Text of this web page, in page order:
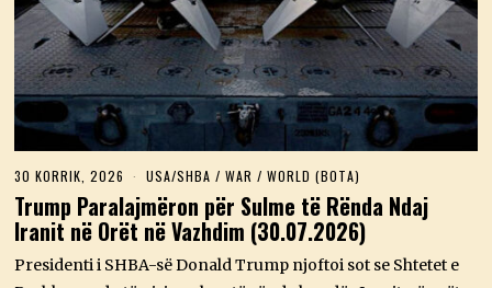
30 KORRIK, 2026
K
O
R
R
USA/SHBA / WAR / WORLD (BOTA)
Trump Paralajmëron për Sulme të Rënda Ndaj
Iranit në Orët në Vazhdim (30.07.2026)
Presidenti i SHBA-së Donald Trump njoftoi sot se Shtetet e